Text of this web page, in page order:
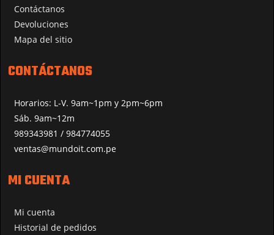
Contáctanos
Devoluciones
Mapa del sitio
CONTÁCTANOS
Horarios: L-V. 9am~1pm y 2pm~6pm
Sáb. 9am~12m
989343981 / 984774055
ventas@mundoit.com.pe
MI CUENTA
Mi cuenta
Historial de pedidos